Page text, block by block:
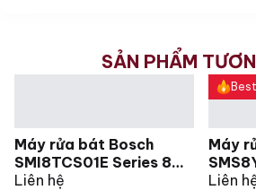
SẢN PHẨM
Máy rửa bát Bosch
SMI8TCS01E Series 8
bán âm
Liên hệ
Máy
độc
Liên